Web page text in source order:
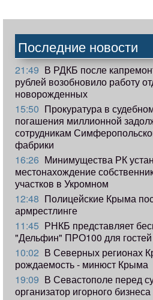
Последние новости
21:49 В РДКБ после
рублей возобновило работу
новорожденных
15:50 Прокуратура в
погашения миллионной
сотрудникам
фабрики
16:26 Минимущества РК
местонахождение
участков в Укромном
12:48 Полицейские Крыма
армрестлинге
11:45 РНКБ представляет
"Дельфин" ПРО100 для гостей
10:02 В Северных регионах
рождаемость - минюст Крыма
19:09 В Севастополе перед
организатор игорного бизнеса